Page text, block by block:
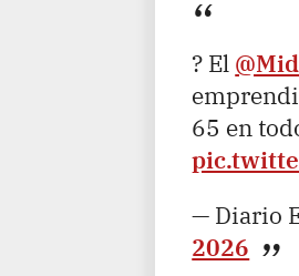
? El
65 en
— Diario
2026